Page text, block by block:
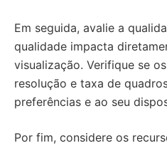
Em seguida, avalie a
qualidade impacta
visualização. Verifique se
resolução e taxa de
preferências e ao seu
Por fim, considere os